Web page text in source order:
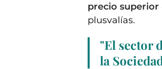
precio superior
plusvalías.
"El sector
la